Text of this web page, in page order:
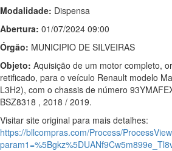
Modalidade: Dispensa
Abertura: 01/07/2024 09:00
Órgão: MUNICIPIO DE SILVEIRAS
Objeto: Aquisição de um motor completo,
retificado, para o veículo Renault modelo
L3H2), com o chassis de número
BSZ8318 , 2018 / 2019.
Visitar site original para mais detalhes:
https://bllcompras.com/Process/